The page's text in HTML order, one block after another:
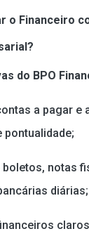
o Financeiro
do BPO
a pagar e
pontualidade;
boletos, notas
diárias;